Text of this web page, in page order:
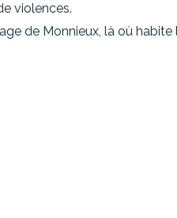
violences.
de Monnieux, là où habite